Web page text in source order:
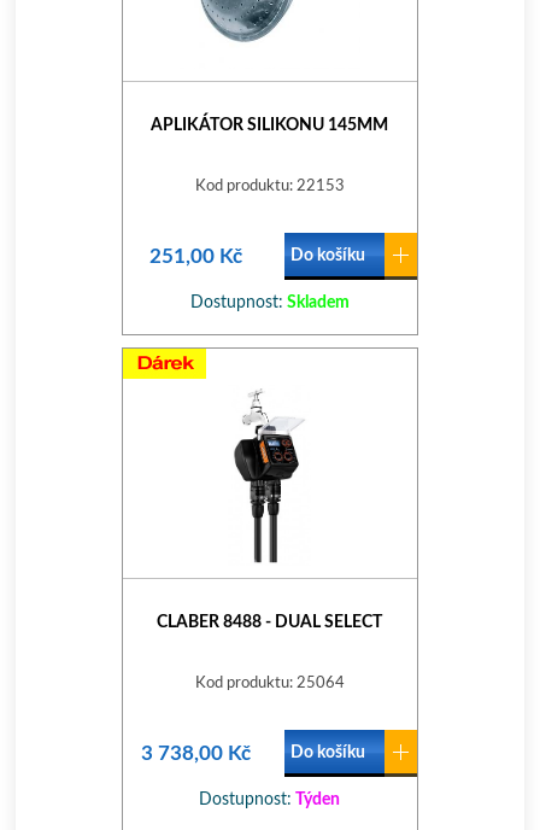
APLIKÁTOR SILIKONU 145MM
Kod produktu: 22153
251,00 Kč Do košíku
Dostupnost: Skladem
CLABER 8488 - DUAL SELECT
Kod produktu: 25064
3 738,00 Kč Do košíku
Dostupnost: Týden